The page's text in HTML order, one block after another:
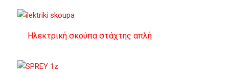
Ηλεκτρική σκούπα στάχτης απλή